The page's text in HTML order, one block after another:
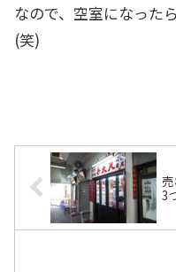
なので、空室になった
(笑)
3